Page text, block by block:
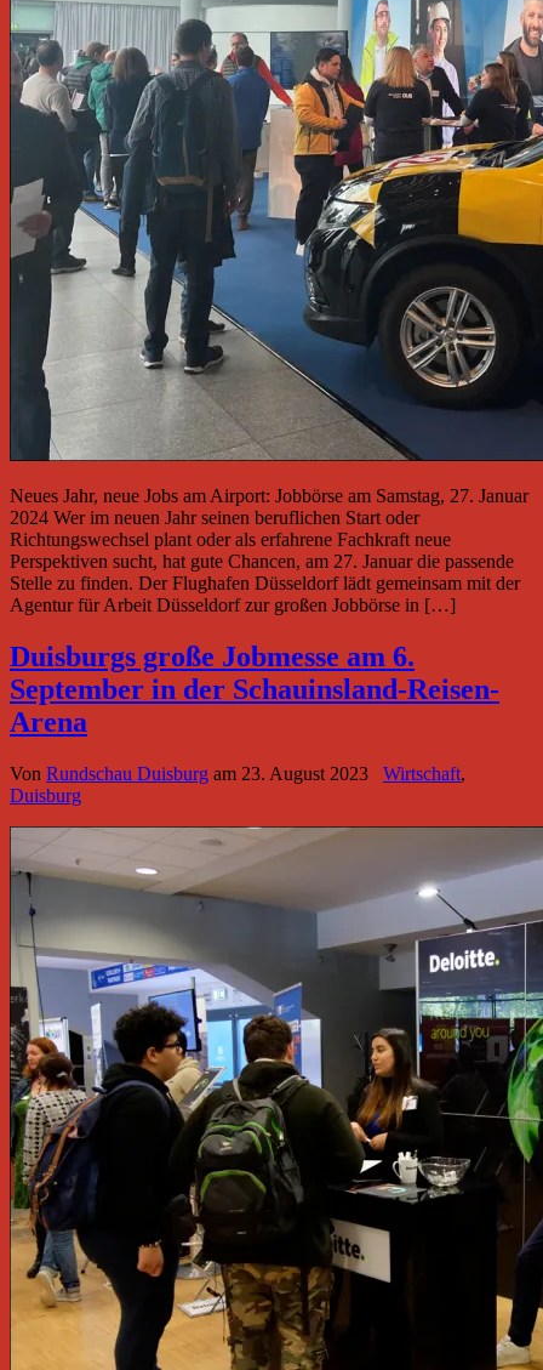
Neues Jahr, neue Jobs am Airport: Jobbörse am Samstag, 27. Januar
2024 Wer im neuen Jahr seinen beruflichen Start oder
Richtungswechsel plant oder als erfahrene Fachkraft neue
Perspektiven sucht, hat gute Chancen, am 27. Januar die passende
Stelle zu finden. Der Flughafen Düsseldorf lädt gemeinsam mit der
Agentur für Arbeit Düsseldorf zur großen Jobbörse in […]
Duisburgs große Jobmesse am 6.
September in der Schauinsland-Reisen-
Arena
Von Rundschau Duisburg am 23. August 2023 Wirtschaft,
Duisburg